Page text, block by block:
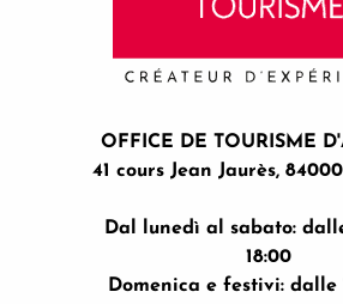
OFFICE DE TOURISME
41 cours Jean Jaurès,
Dal lunedì al sabato:
18:00
Domenica e festivi: dalle